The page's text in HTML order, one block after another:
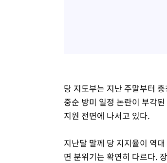
당 지도부는 지난 주말부터
중순 방미 일정 논란이 부각
지원 전면에 나서고 있다.
지난달 말께 당 지지율이 역
면 분위기는 확연히 다르다.